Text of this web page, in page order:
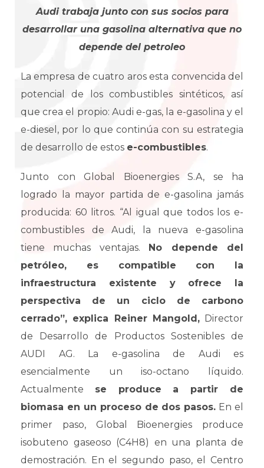
Audi trabaja junto con sus socios para
desarrollar una gasolina alternativa que no
depende del petroleo
La empresa de cuatro aros esta convencida del
potencial de los combustibles sintéticos, así
que crea el propio: Audi e-gas, la e-gasolina y el
e-diesel, por lo que continúa con su estrategia
de desarrollo de estos e-combustibles.
Junto con Global Bioenergies S.A, se ha
logrado la mayor partida de e-gasolina jamás
producida: 60 litros. “Al igual que todos los e-
combustibles de Audi, la nueva e-gasolina
tiene muchas ventajas.
No depende del
petróleo, es compatible con la
infraestructura existente y ofrece la
perspectiva de un ciclo de carbono
cerrado”, explica Reiner Mangold,Director
de Desarrollo de Productos Sostenibles de
AUDI AG. La e-gasolina de Audi es
esencialmente un iso-octano líquido.
Actualmente se produce a partir de
biomasa en un proceso de dos pasos. En el
primer paso, Global Bioenergies produce
isobuteno gaseoso (C4H8) en una planta de
demostración. En el segundo paso, el Centro